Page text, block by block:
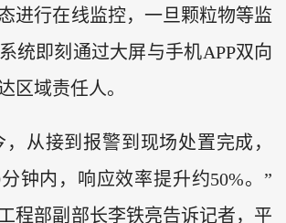
进行在线监控，一旦颗粒物等监
统即刻通过大屏与手机APP双向
区域责任人。
接到报警到现场处置完成，
钟内，响应效率提升约50%。”
程部副部长李铁亮告诉记者，平